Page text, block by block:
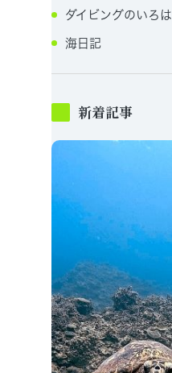
ダイビングのいろは
海日記
新着記事